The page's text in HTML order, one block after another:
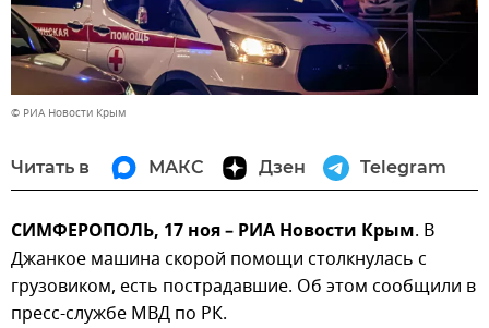
© РИА Новости Крым
Читать в МАКС Дзен Telegram
СИМФЕРОПОЛЬ, 17 ноя – РИА Новости Крым. В
Джанкое машина скорой помощи столкнулась с
грузовиком, есть пострадавшие. Об этом сообщили в
пресс-службе МВД по РК.